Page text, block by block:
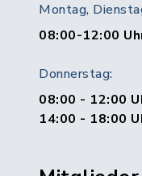
Montag,
08:00-12:00
Donnerstag:
08:00 - 12:00
14:00 - 18:00